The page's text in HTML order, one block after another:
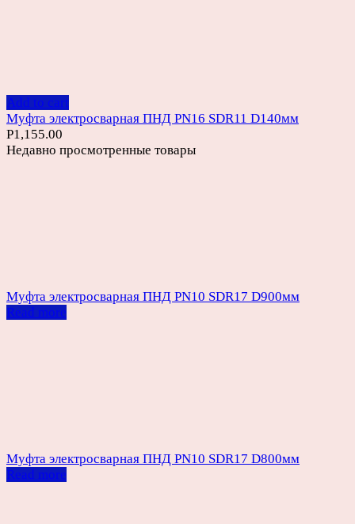
Add to cart
Муфта электросварная ПНД PN16 SDR11 D140мм
Р1,155.00
Недавно просмотренные товары
Муфта электросварная ПНД PN10 SDR17 D900мм
Read more
Муфта электросварная ПНД PN10 SDR17 D800мм
Read more